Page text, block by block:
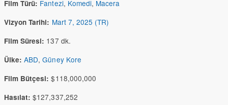
Film Türü: Fantezi, Komedi, Macera
Vizyon Tarihi: Mart 7, 2025 (TR)
Film Süresi: 137 dk.
Ülke: ABD,Güney Kore
Film Bütçesi: $118,000,000
Hasılat: $127,337,252